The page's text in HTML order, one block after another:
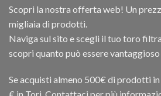
Scopri la nostra offerta web! Un
migliaia di prodotti.
Naviga sul sito e scegli il tuo toro
scopri quanto può essere
Se acquisti almeno 500€ di prodotti